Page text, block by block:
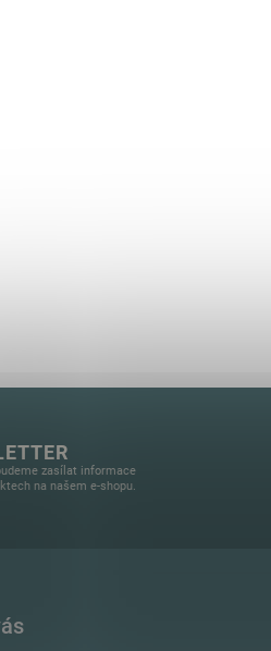
zasílat informace
na našem e-shopu.